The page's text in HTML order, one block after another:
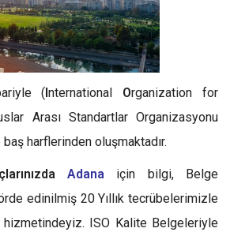
(International Organization for
Arası Standartlar Organizasyonu
harflerinden oluşmaktadır.
Adana için bilgi, Belge
edinilmiş 20 Yıllık tecrübelerimizle
ISO Kalite Belgeleriyle